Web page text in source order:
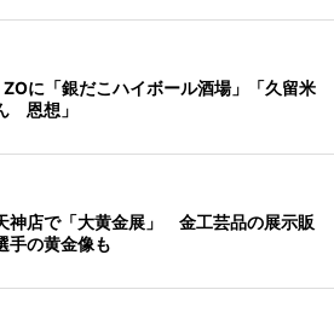
に「銀だこハイボール酒場」「久留米
恩想」
神店で「大黄金展」 金工芸品の展示販
手の黄金像も